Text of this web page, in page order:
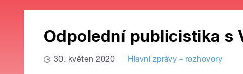
Odpolední publicistika s
30. květen 2020 Hlavní zprávy - rozhovory